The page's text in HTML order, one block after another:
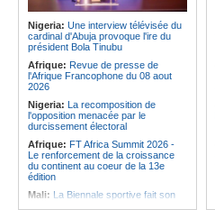
Afrique:Naomi Eto (Cameroun) - «
Face au Nigeria, nous donnerons
tout sur le terrain. »
Cameroun:Ngoh Ngoh, l'homme
qui signe à la place de Biya
Nigeria: Une interview télévisée du
cardinal d'Abuja provoque l'ire du
président Bola Tinubu
Afrique: Revue de presse de
l'Afrique Francophone du 08 aout
2026
Nigeria: La recomposition de
l'opposition menacée par le
durcissement électoral
Afrique: FT Africa Summit 2026 -
Le renforcement de la croissance
du continent au coeur de la 13e
édition
Mali: La Biennale sportive fait son